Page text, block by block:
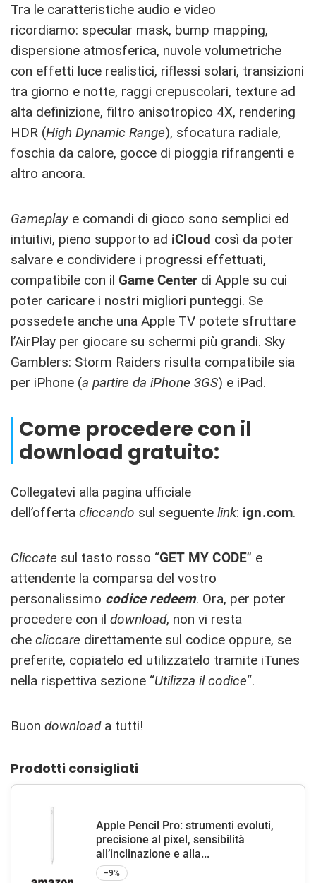
Tra le caratteristiche audio e video
ricordiamo: specular mask, bump mapping,
dispersione atmosferica, nuvole volumetriche
con effetti luce realistici, riflessi solari, transizioni
tra giorno e notte, raggi crepuscolari, texture ad
alta definizione, filtro anisotropico 4X, rendering
HDR (High Dynamic Range), sfocatura radiale,
foschia da calore, gocce di pioggia rifrangenti e
altro ancora.
Gameplay e comandi di gioco sono semplici ed
intuitivi, pieno supporto ad iCloud così da poter
salvare e condividere i progressi effettuati,
compatibile con il Game Center di Apple su cui
poter caricare i nostri migliori punteggi. Se
possedete anche una Apple TV potete sfruttare
l’AirPlay per giocare su schermi più grandi. Sky
Gamblers: Storm Raiders risulta compatibile sia
per iPhone (a partire da iPhone 3GS) e iPad.
Come procedere con il
download gratuito:
Collegatevi alla pagina ufficiale
dell’offerta cliccando sul seguente link: ign.com.
Cliccate sul tasto rosso “GET MY CODE” e
attendente la comparsa del vostro
personalissimo codice redeem. Ora, per poter
procedere con il download, non vi resta
che cliccare direttamente sul codice oppure, se
preferite, copiatelo ed utilizzatelo tramite iTunes
nella rispettiva sezione “Utilizza il codice“.
Buon downloada tutti!
Prodotti consigliati
Apple Pencil Pro: strumenti evoluti,
precisione al pixel, sensibilità
all’inclinazione e alla...
−9%